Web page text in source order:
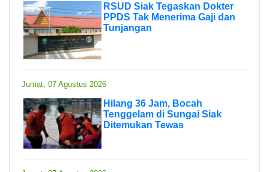
RSUD Siak Tegaskan Dokter
PPDS Tak Menerima Gaji dan
Tunjangan
Jumat, 07 Agustus 2026
Hilang 36 Jam, Bocah
Tenggelam di Sungai Siak
Ditemukan Tewas